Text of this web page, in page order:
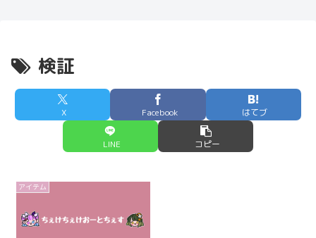
検証
X Facebook はてブ
LINE コピー
アイテム